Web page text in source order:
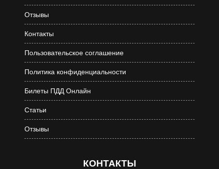
Отзывы
Контакты
Пользовательское соглашение
Политика конфиденциальности
Билеты ПДД Онлайн
Статьи
Отзывы
КОНТАКТЫ